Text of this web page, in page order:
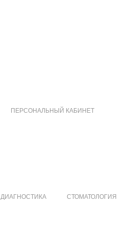
ПЕРСОНАЛЬНЫЙ КАБИНЕТ
ДИАГНОСТИКА СТОМАТОЛОГИЯ